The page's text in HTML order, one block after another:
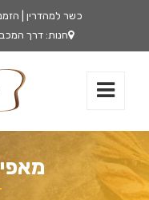
כשר למהדרין |
חנות: דרך המכבים 16,
מאפי